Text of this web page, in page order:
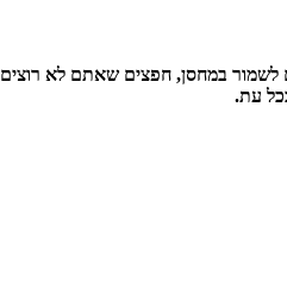
לשמור במחסן, חפצים שאתם לא
עת.